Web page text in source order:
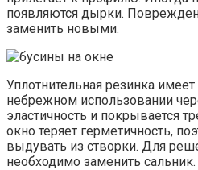
появляются дырки.
заменить новыми.
Уплотнительная резинка
небрежном использовании
эластичность и покрывается
окно теряет герметичность,
выдувать из створки. Для
необходимо заменить сальник.